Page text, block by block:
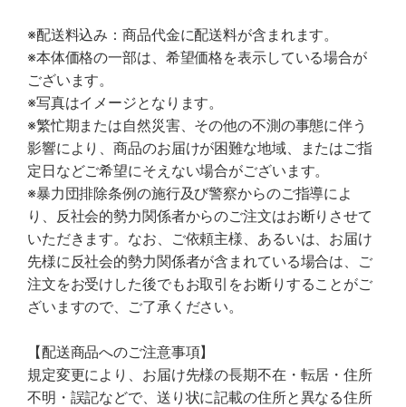
※配送料込み：商品代金に配送料が含まれます。
※本体価格の一部は、希望価格を表示している場合が
ございます。
※写真はイメージとなります。
※繁忙期または自然災害、その他の不測の事態に伴う
影響により、商品のお届けが困難な地域、またはご指
定日などご希望にそえない場合がございます。
※暴力団排除条例の施行及び警察からのご指導によ
り、反社会的勢力関係者からのご注文はお断りさせて
いただきます。なお、ご依頼主様、あるいは、お届け
先様に反社会的勢力関係者が含まれている場合は、ご
注文をお受けした後でもお取引をお断りすることがご
ざいますので、ご了承ください。
【配送商品へのご注意事項】
規定変更により、お届け先様の長期不在・転居・住所
不明・誤記などで、送り状に記載の住所と異なる住所